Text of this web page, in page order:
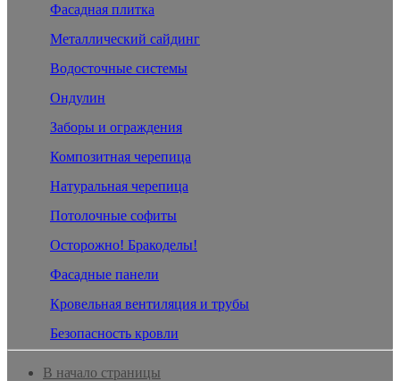
Фасадная плитка
Металлический сайдинг
Водосточные системы
Ондулин
Заборы и ограждения
Композитная черепица
Натуральная черепица
Потолочные софиты
Осторожно! Бракоделы!
Фасадные панели
Кровельная вентиляция и трубы
Безопасность кровли
В начало страницы